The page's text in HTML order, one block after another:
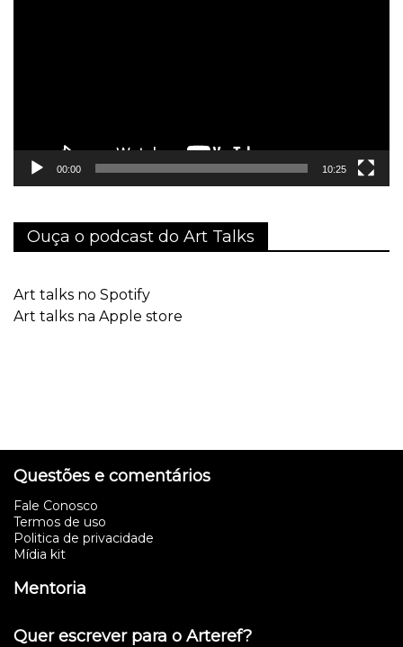
00:00 10:25
Ouça o podcast do Art Talks
Art talks no Spotify
Art talks na Apple store
Questões e comentários
Fale Conosco
Termos de uso
Politica de privacidade
Mídia kit
Mentoria
Quer escrever para o Arteref?